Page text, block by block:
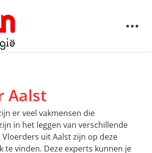
Aalst
er veel vakmensen die
in het leggen van verschillende
uit Aalst zijn op deze
te vinden. Deze experts kunnen je